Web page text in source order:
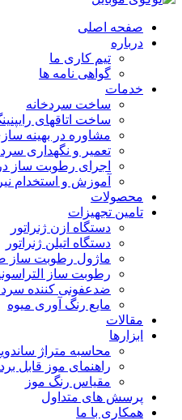
صفحه اصلی
درباره
تیم کاری ما
گواهی نامه ها
خدمات
ساخت سردخانه
ساخت اتاقهای
مشاوره در بهینه
تعمیر و نگهداری
اجرای رطوبت ساز
آموزش و استخدام
محصولات
تامین تجهیزات
دستگاه ازن ژنراتور
دستگاه اتیلن ژنراتور
ماژول رطوبت ساز
رطوبت ساز
ضدعفونی کننده
مایع رنگ آوری میوه
مقالات
ابزارها
محاسبه متراژ
راهنمای موز قابل
مقیاس رنگ موز
پرسش های متداول
همکاری با ما